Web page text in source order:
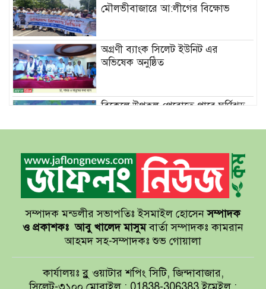
মৌলভীবাজারে আ:লীগের বিক্ষোভ
অগ্রণী ব্যাংক সিলেট ইউনিট এর
অভিষেক অনুষ্ঠিত
বিকেলে উপকূল পেরোতে পারে ঘূর্ণিঝড়
সেন্টমার্টিনের সব হোটেল-মোটেল-
রিসোর্টকে আশ্রয়কেন্দ্র ঘোষণা
বাখমুত পুনরুদ্ধারের দাবি ইউক্রেনের
আয়ারল্যান্ডের রানের পাহাড় টপকে
টাইগারদের জয়
সম্পাদক মন্ডলীর সভাপতিঃ ইসমাইল হোসেনসম্পাদক
ও প্রকাশকঃ আবু খালেদ মাসুমবার্তা সম্পাদকঃ কামরান
আহমদ সহ-সম্পাদকঃ শুভ গোয়ালা
কার্যালয়ঃ ব্লু ওয়াটার শপিং সিটি, জিন্দাবাজার,